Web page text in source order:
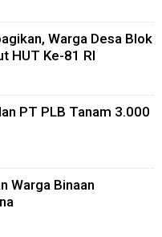
Warga Desa Blok
HUT Ke-81 RI
PT PLB Tanam 3.000
Warga Binaan